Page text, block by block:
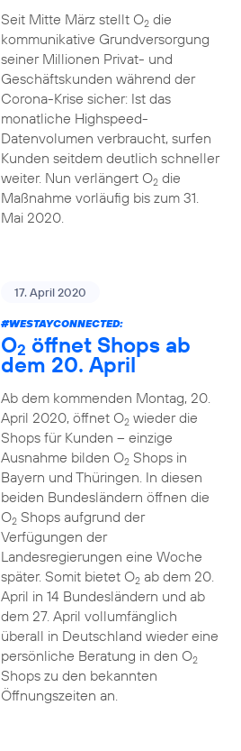
Seit Mitte März stellt O2die
kommunikative Grundversorgung
seiner Millionen Privat- und
Geschäftskunden während der
Corona-Krise sicher: Ist das
monatliche Highspeed-
Datenvolumen verbraucht, surfen
Kunden seitdem deutlich schneller
weiter. Nun verlängert O2die
Maßnahme vorläufig bis zum 31.
Mai 2020.
17. April 2020
#WESTAYCONNECTED:
O2 öffnet Shops ab
dem 20. April
Ab dem kommenden Montag, 20.
April 2020, öffnet O2wieder die
Shops für Kunden – einzige
Ausnahme bilden O2Shops in
Bayern und Thüringen. In diesen
beiden Bundesländern öffnen die
O2Shops aufgrund der
Verfügungen der
Landesregierungen eine Woche
später. Somit bietet O2ab dem 20.
April in 14 Bundesländern und ab
dem 27. April vollumfänglich
überall in Deutschland wieder eine
persönliche Beratung in den O2
Shops zu den bekannten
Öffnungszeiten an.